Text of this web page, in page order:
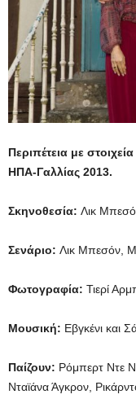
Περιπέτεια με
ΗΠΑ-Γαλλίας 2013.
Σκηνοθεσία: Λικ
Σενάριο: Λικ Μπεσόν,
Φωτογραφία: Τιερί
Μουσική: Εβγκένι και
Παίζουν: Ρόμπερτ Ντε
Νταϊάνα Άγκρον,